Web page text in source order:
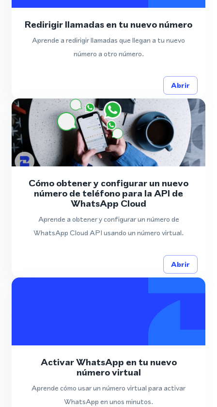
Redirigir llamadas en tu nuevo número
Aprende a redirigir llamadas que llegan a tu nuevo
número a otro número.
Abrir
Cómo obtener y configurar un nuevo
número de teléfono para la API de
WhatsApp Cloud
Aprende a obtener y configurar un número de
WhatsApp Cloud API usando un número virtual.
Abrir
Activar WhatsApp en tu nuevo
número virtual
Aprende cómo usar un número virtual para activar
WhatsApp en unos minutos.